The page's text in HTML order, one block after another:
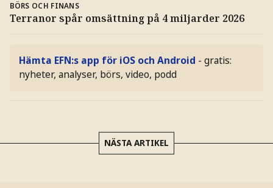
BÖRS OCH FINANS
Terranor spår omsättning på 4 miljarder 2026
Hämta EFN:s app för iOS och Android - gratis:
nyheter, analyser, börs, video, podd
NÄSTA ARTIKEL